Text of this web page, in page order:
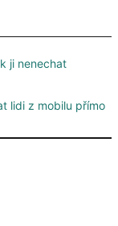
ji nenechat
lidi z mobilu přímo